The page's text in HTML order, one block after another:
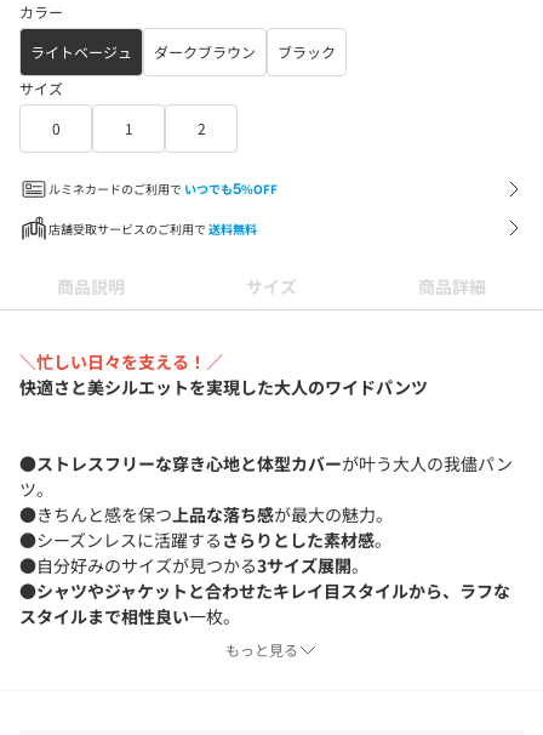
カラー
ライトベージュ
ダークブラウン
ブラック
サイズ
0
1 2
ルミネカードのご利用で いつでも5%OFF
店舗受取サービスのご利用で 送料無料
商品説明 サイズ 商品詳細
＼忙しい日々を支える！／
快適さと美シルエットを実現した大人のワイドパンツ
●ストレスフリーな穿き心地と体型カバーが叶う大人の我儘パン
ツ。
●きちんと感を保つ上品な落ち感が最大の魅力。
●シーズンレスに活躍する さらりとした素材感。
●自分好みのサイズが見つかる3サイズ展開。
●シャツやジャケットと合わせたキレイ目スタイルから、ラフな
スタイルまで相性良い一枚。
●1本持っていると安心する、
ワードローブの即戦力パンツ
もっと見る